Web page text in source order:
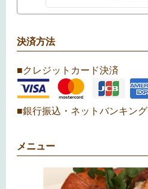
決済方法
■クレジットカード決済
■銀行振込・ネットバンキング
メニュー